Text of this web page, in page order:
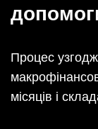
Процес
місяців і